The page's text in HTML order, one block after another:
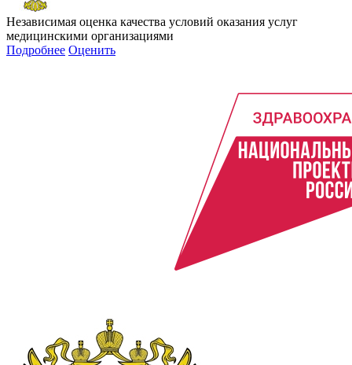
Независимая оценка качества условий оказания услуг
медицинскими организациями
Подробнее Оценить